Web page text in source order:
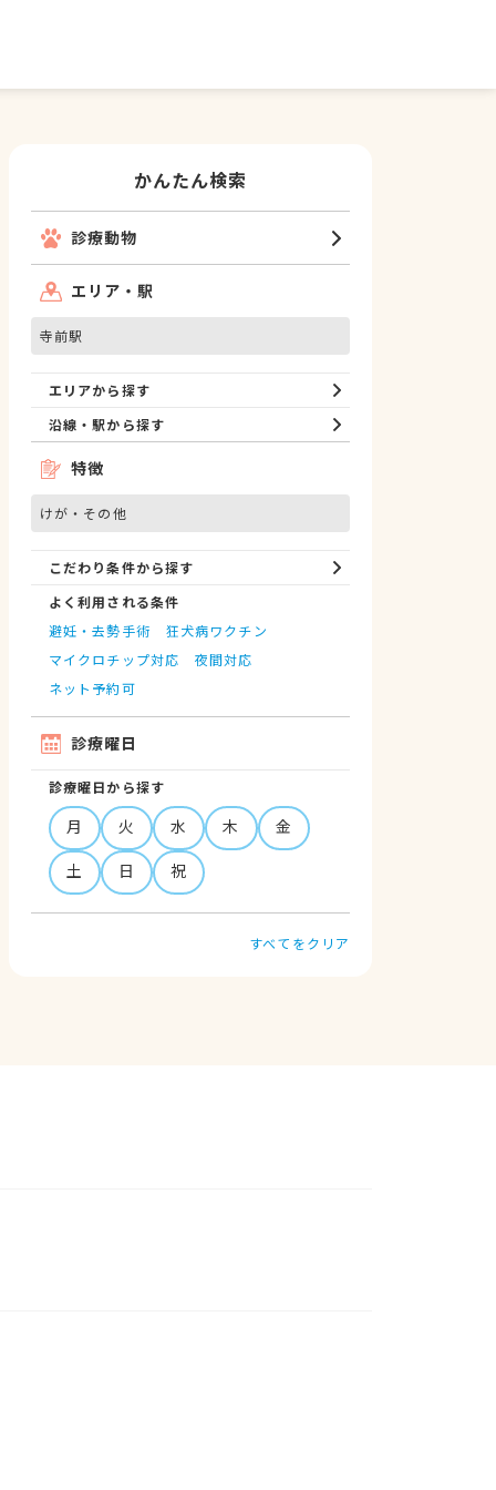
かんたん検索
診療動物
エリア・駅
寺前駅
エリアから探す
沿線・駅から探す
特徴
けが・その他
こだわり条件から探す
よく利用される条件
避妊・去勢手術
狂犬病ワクチン
マイクロチップ対応
夜間対応
ネット予約可
診療曜日
診療曜日から探す
月 火 水 木
金
土
日 祝
すべてをクリア